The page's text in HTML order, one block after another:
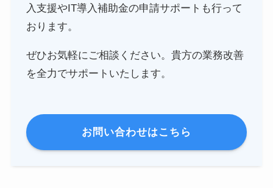
入支援やIT導入補助金の申請サポートも行って
おります。
ぜひお気軽にご相談ください。貴方の業務改善
を全力でサポートいたします。
お問い合わせはこちら